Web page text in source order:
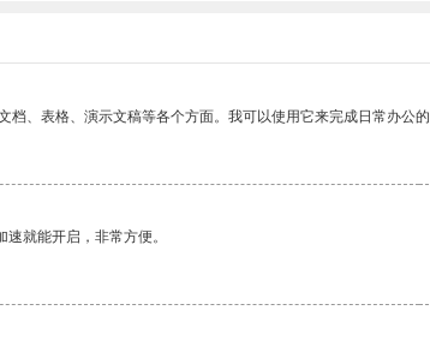
档、表格、演示文稿等各个方面。我可以使用它来完成日常办公的
就能开启，非常方便。